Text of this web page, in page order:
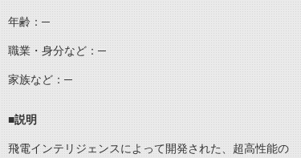
年齢：─
職業・身分など：─
家族など：─
■説明
飛電インテリジェンスによって開発された、超高性能の